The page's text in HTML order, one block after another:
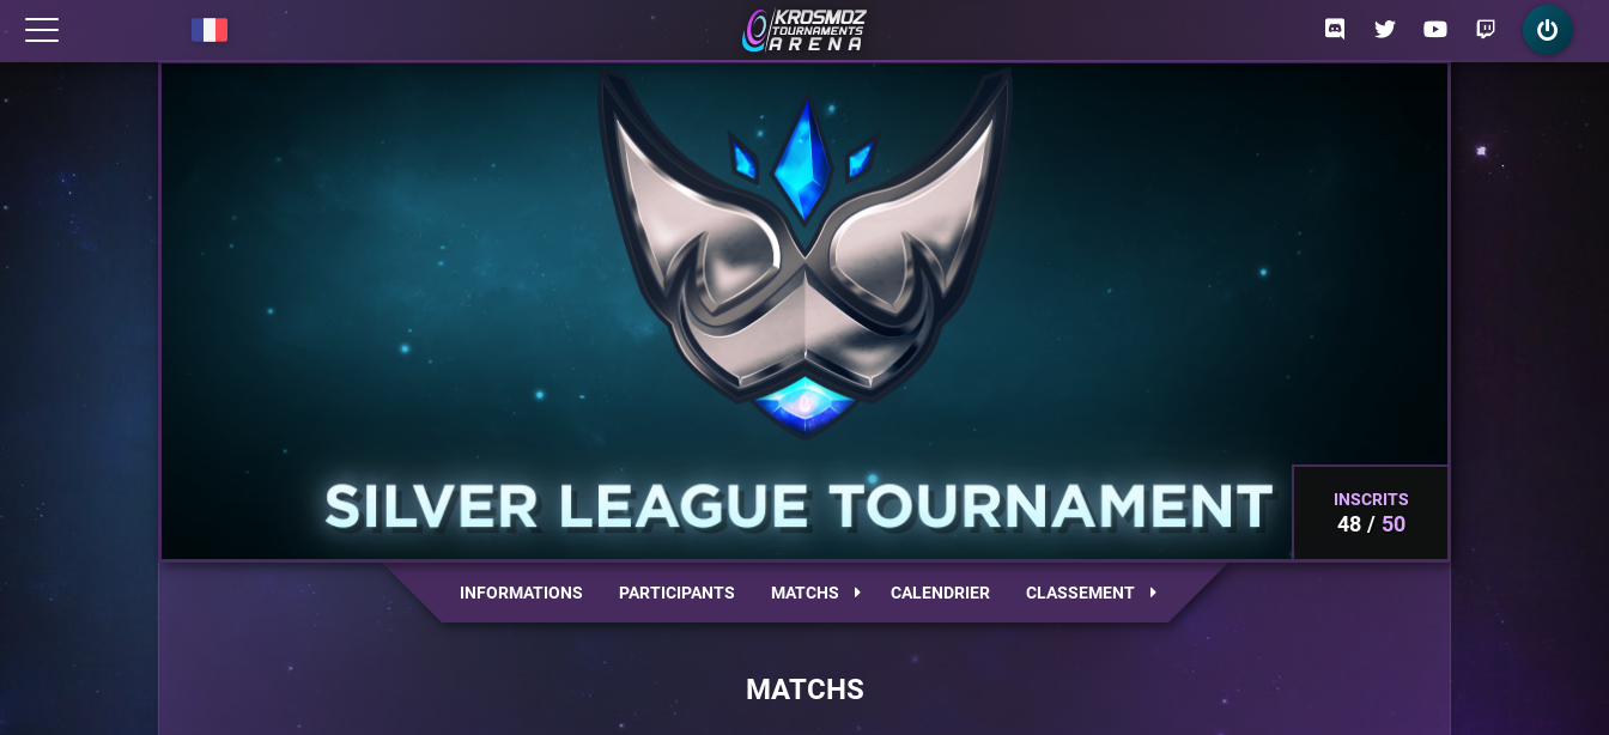
INSCRITS
48 50
INFORMATIONS PARTICIPANTS MATCHS CALENDRIER CLASSEMENT
MATCHS